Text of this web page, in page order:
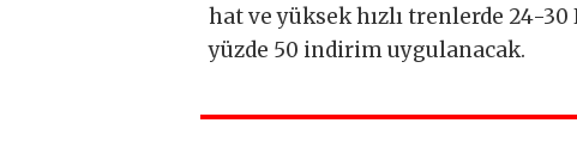
hat ve yüksek hızlı trenlerde 24-
yüzde 50 indirim uygulanacak.